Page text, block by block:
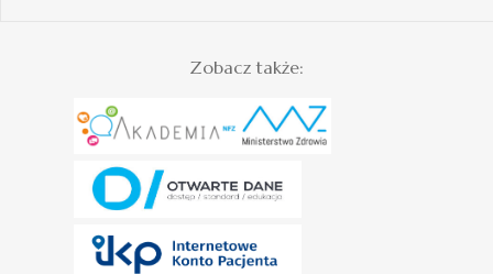
Zobacz także: